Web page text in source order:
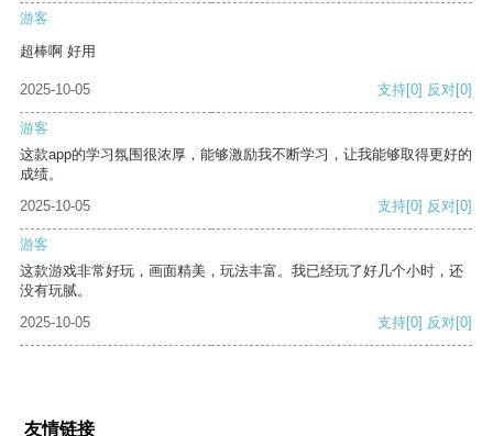
游客
超棒啊 好用
2025-10-05 支持[0] 反对[0]
游客
这款app的学习氛围很浓厚，能够激励我不断学习，让我能够取得更好的
成绩。
2025-10-05
支持[0] 反对[0]
游客
这款游戏非常好玩，画面精美，玩法丰富。我已经玩了好几个小时，还
没有玩腻。
2025-10-05
支持[0] 反对[0]
友情链接